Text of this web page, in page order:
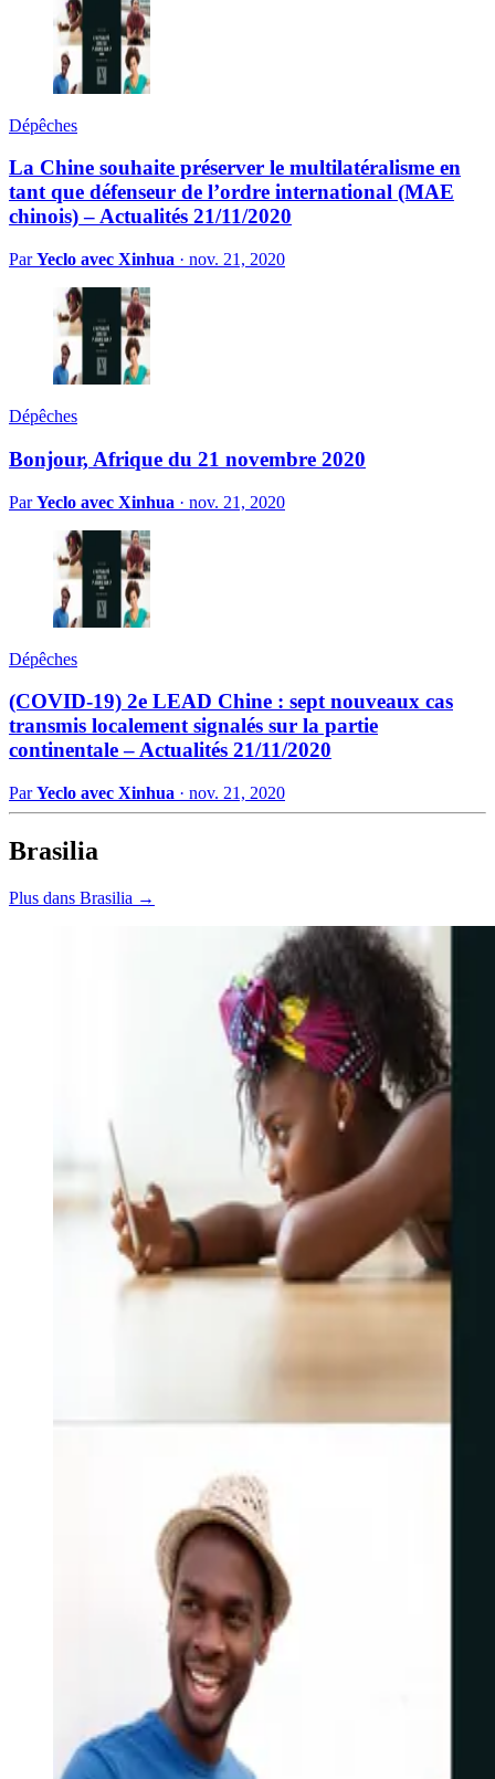
Dépêches
La Chine souhaite préserver le multilatéralisme en
tant que défenseur de l’ordre international (MAE
chinois) – Actualités 21/11/2020
ParYeclo avec Xinhua · nov. 21, 2020
Dépêches
Bonjour, Afrique du 21 novembre 2020
ParYeclo avec Xinhua · nov. 21, 2020
Dépêches
(COVID-19) 2e LEAD Chine : sept nouveaux cas
transmis localement signalés sur la partie
continentale – Actualités 21/11/2020
ParYeclo avec Xinhua · nov. 21, 2020
Brasilia
Plus dans Brasilia →